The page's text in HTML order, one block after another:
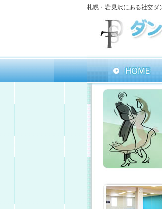
札幌・岩見沢にある社交ダ